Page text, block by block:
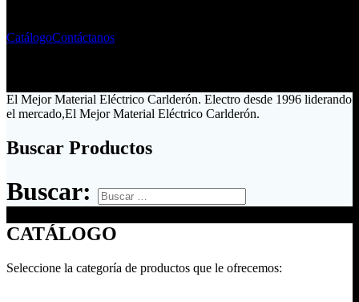
CatálogoContáctanos
El Mejor Material Eléctrico Carlderón. Electro desde 1996 liderando
el mercado,El Mejor Material Eléctrico Carlderón.
Buscar Productos
Buscar:
CATÁLOGO
Seleccione la categoría de productos que le ofrecemos: